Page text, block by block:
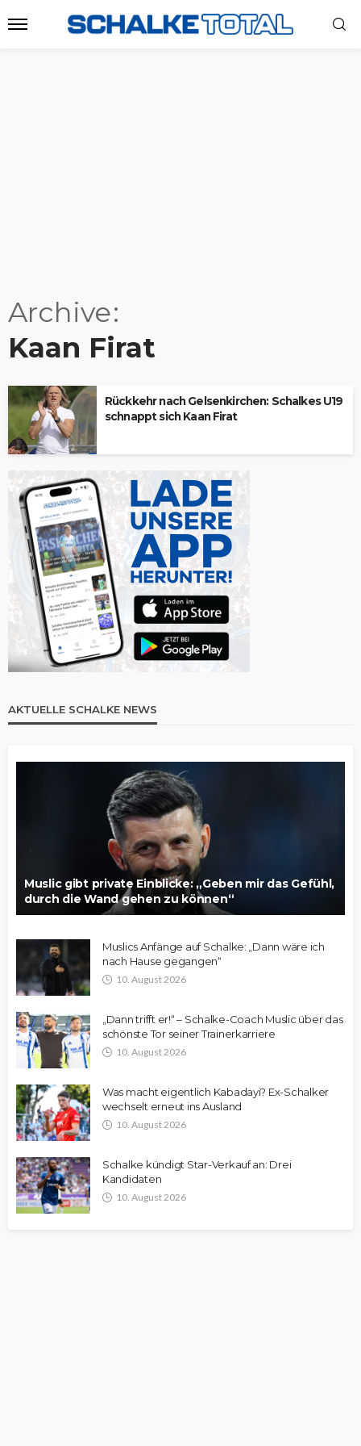
Archive
Kaan Firat
Rückkehr nach Gelsenkirchen: Schalkes U19
schnappt sich Kaan Firat
AKTUELLE SCHALKE NEWS
Muslic gibt private Einblicke: „Geben mir das Gefühl,
durch die Wand gehen zu können“
Muslics Anfänge auf Schalke: „Dann wäre ich
nach Hause gegangen“
10. August 2026
„Dann trifft er!“ – Schalke-Coach Muslic über das
schönste Tor seiner Trainerkarriere
10. August 2026
Was macht eigentlich Kabadayi? Ex-Schalker
wechselt erneut ins Ausland
10. August 2026
Schalke kündigt Star-Verkauf an: Drei
Kandidaten
10. August 2026